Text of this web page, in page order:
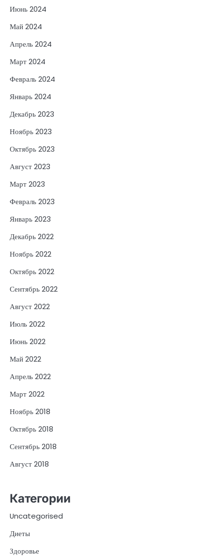
Июнь 2024
Май 2024
Апрель 2024
Март 2024
Февраль 2024
Январь 2024
Декабрь 2023
Ноябрь 2023
Октябрь 2023
Август 2023
Март 2023
Февраль 2023
Январь 2023
Декабрь 2022
Ноябрь 2022
Октябрь 2022
Сентябрь 2022
Август 2022
Июль 2022
Июнь 2022
Май 2022
Апрель 2022
Март 2022
Ноябрь 2018
Октябрь 2018
Сентябрь 2018
Август 2018
Категории
Uncategorised
Диеты
Здоровье